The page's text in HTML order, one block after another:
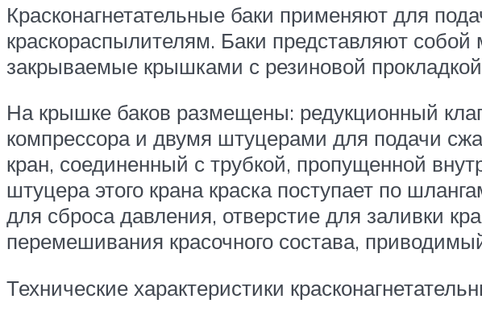
Красконагнетательные баки применяют для
краскораспылителям. Баки представляют
закрываемые крышками с резиновой
На крышке баков размещены: редукционный
компрессора и двумя штуцерами для подачи
кран, соединенный с трубкой, пропущенной
штуцера этого крана краска поступает по
для сброса давления, отверстие для заливки
перемешивания красочного состава,
Технические характеристики